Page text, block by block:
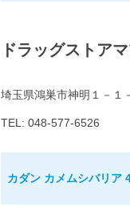
ドラッグストア
埼玉県鴻巣市神明１－１
TEL: 048-577-6526
カダン カメムシバリア